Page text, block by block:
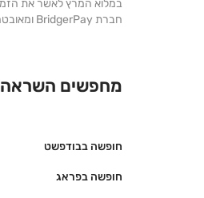
חברת BridgerPay ומאובטח בפרוטוקולי האבטחה האמינים ביותר.
מחפשים
חופשה בבודפשט
חופשה בפראג